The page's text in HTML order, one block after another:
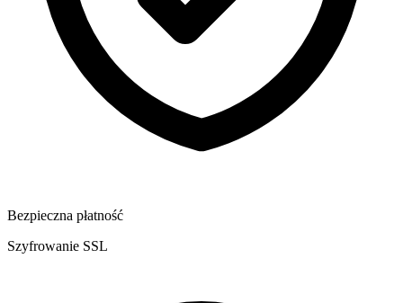
Bezpieczna płatność
Szyfrowanie SSL